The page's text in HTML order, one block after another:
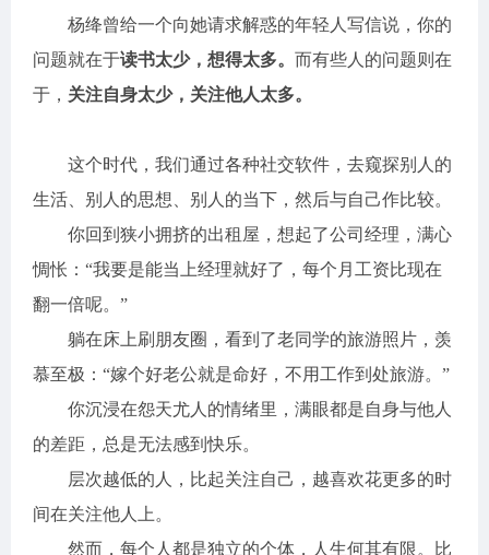
杨绛曾给一个向她请求解惑的年轻人写信说，你的
问题就在于读书太少，想得太多。 而有些人的问题则在
于， 关注自身太少，关注他人太多。
这个时代，我们通过各种社交软件，去窥探别人的
生活、别人的思想、别人的当下，然后与自己作比较。
你回到狭小拥挤的出租屋，想起了公司经理，满心
惆怅：“我要是能当上经理就好了，每个月工资比现在
翻一倍呢。”
躺在床上刷朋友圈，看到了老同学的旅游照片，羡
慕至极：“嫁个好老公就是命好，不用工作到处旅游。”
你沉浸在怨天尤人的情绪里，满眼都是自身与他人
的差距，总是无法感到快乐。
层次越低的人，比起关注自己，越喜欢花更多的时
间在关注他人上。
然而，每个人都是独立的个体，人生何其有限。比